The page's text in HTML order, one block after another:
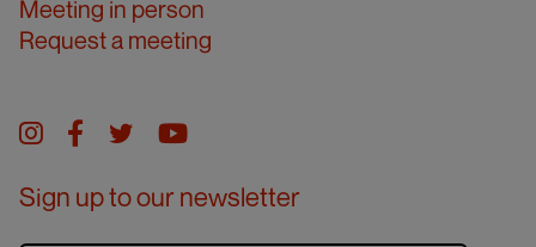
Meeting in person
Request a meeting
Instagram
facebook
twitteryoutube
Sign up to our newsletter